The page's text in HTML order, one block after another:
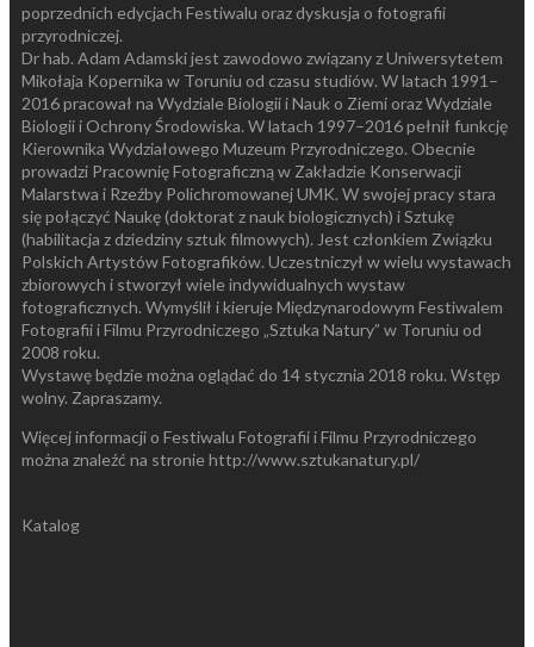
poprzednich edycjach Festiwalu oraz dyskusja o fotografii
przyrodniczej.
Dr hab. Adam Adamski jest zawodowo związany z Uniwersytetem
Mikołaja Kopernika w Toruniu od czasu studiów. W latach 1991–
2016 pracował na Wydziale Biologii i Nauk o Ziemi oraz Wydziale
Biologii i Ochrony Środowiska. W latach 1997–2016 pełnił funkcję
Kierownika Wydziałowego Muzeum Przyrodniczego. Obecnie
prowadzi Pracownię Fotograficzną w Zakładzie Konserwacji
Malarstwa i Rzeźby Polichromowanej UMK. W swojej pracy stara
się połączyć Naukę (doktorat z nauk biologicznych) i Sztukę
(habilitacja z dziedziny sztuk filmowych). Jest członkiem Związku
Polskich Artystów Fotografików. Uczestniczył w wielu wystawach
zbiorowych i stworzył wiele indywidualnych wystaw
fotograficznych. Wymyślił i kieruje Międzynarodowym Festiwalem
Fotografii i Filmu Przyrodniczego „Sztuka Natury” w Toruniu od
2008 roku.
Wystawę będzie można oglądać do 14 stycznia 2018 roku. Wstęp
wolny. Zapraszamy.
Więcej informacji o Festiwalu Fotografii i Filmu Przyrodniczego
można znaleźć na stronie http://www.sztukanatury.pl/
Katalog